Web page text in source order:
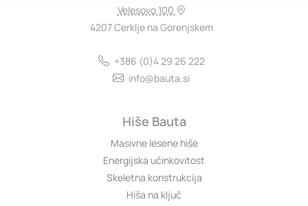
Velesovo 100
4207 Cerklje na Gorenjskem
+386 (0)4 29 26 222
info@bauta.si
Hiše Bauta
Masivne lesene hiše
Energijska učinkovitost
Skeletna konstrukcija
Hiša na ključ